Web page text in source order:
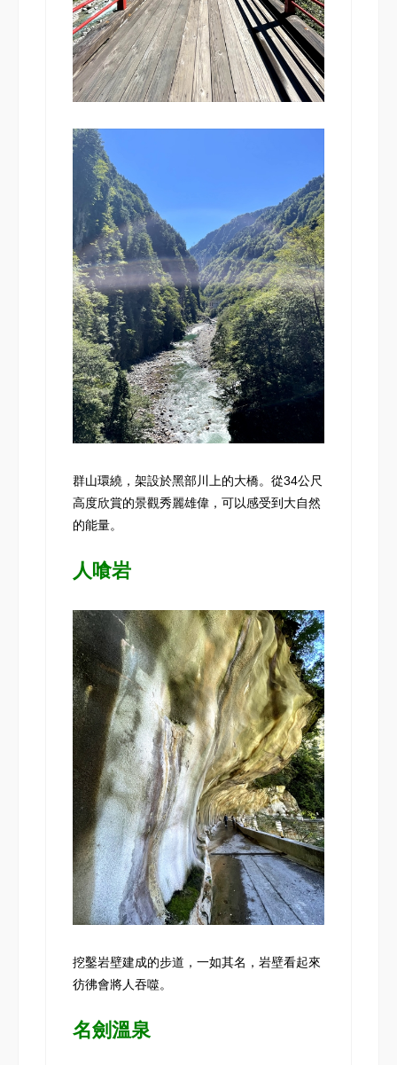
群山環繞，架設於黑部川上的大橋。從34公尺
高度欣賞的景觀秀麗雄偉，可以感受到大自然
的能量。
人喰岩
挖鑿岩壁建成的步道，一如其名，岩壁看起來
彷彿會將人吞噬。
名劍溫泉